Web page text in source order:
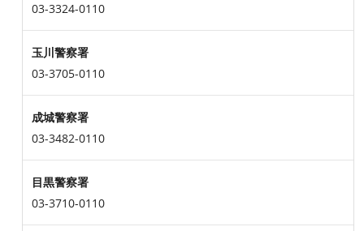
03-3324-0110
玉川警察署
03-3705-0110
成城警察署
03-3482-0110
目黒警察署
03-3710-0110